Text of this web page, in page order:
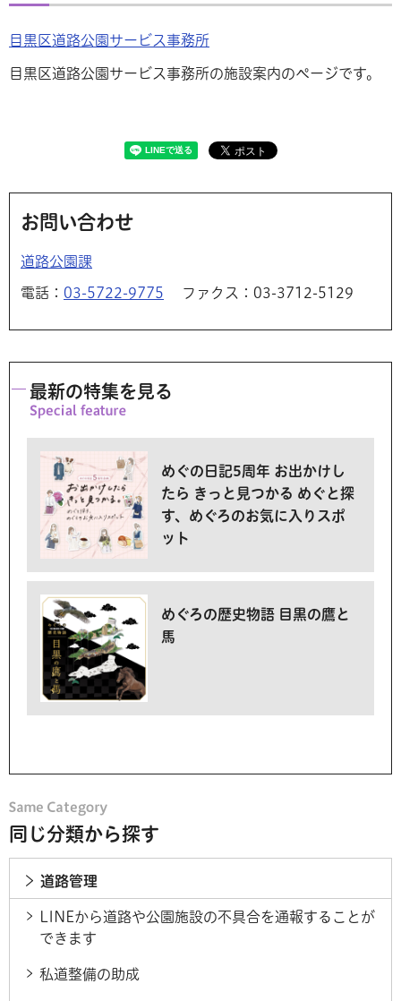
目黒区道路公園サービス事務所
目黒区道路公園サービス事務所の施設案内のページです。
お問い合わせ
道路公園課
電話： 03-5722-9775 ファクス：03-3712-5129
最新の特集を見る
めぐの日記5周年 お出かけし
たら きっと見つかる めぐと探
す、めぐろのお気に入りスポ
ット
めぐろの歴史物語 目黒の鷹と
馬
同じ分類から探す
道路管理
LINEから道路や公園施設の不具合を通報することが
できます
私道整備の助成